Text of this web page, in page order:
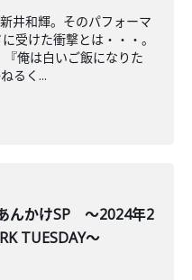
井和輝。そのパフォーマ
受けた衝撃とは・・・。
俺は白いご飯になりた
るく...
んかけSP ～2024年2
TUESDAY～